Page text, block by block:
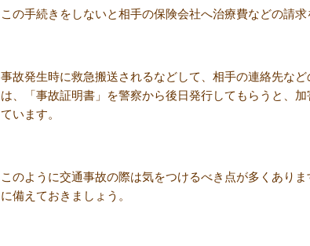
この手続きをしないと相手の保険会社へ治療費などの請求
事故発生時に救急搬送されるなどして、相手の連絡先な
は、「事故証明書」を警察から後日発行してもらうと、
ています。
このように交通事故の際は気をつけるべき点が多くあり
に備えておきましょう。